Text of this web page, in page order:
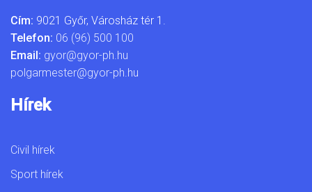
Cím: 9021 Győr, Városház tér 1.
Telefon: 06 (96) 500 100
Email: gyor@gyor-ph.hu
polgarmester@gyor-ph.hu
Hírek
Civil hírek
Sport hírek